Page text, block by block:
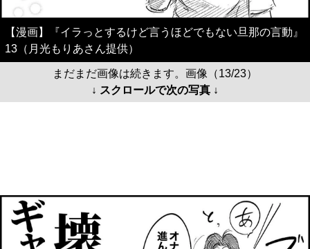
【漫画】『イラっとするけど言うほどでもない旦那の言動』
13（月光もりあさん提供）
まだまだ画像は続きます。画像（13/23）
↓ スクロールで次の写真 ↓